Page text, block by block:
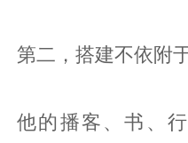
第二，搭建不依附
他的播客、书、